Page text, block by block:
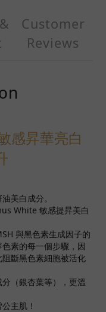
Customer
Reviews
感昇華亮白
美白成分。
White 敏感提昇美白
與黑色素生成因子的
素的每一個步驟，因
斷黑色素細胞被活化
（銀杏葉等），更溫
主肌！